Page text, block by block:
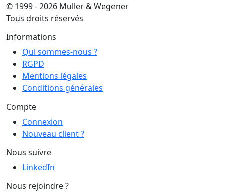
© 1999 - 2026 Muller & Wegener
Tous droits réservés
Informations
Qui sommes-nous ?
RGPD
Mentions légales
Conditions générales
Compte
Connexion
Nouveau client ?
Nous suivre
LinkedIn
Nous rejoindre ?